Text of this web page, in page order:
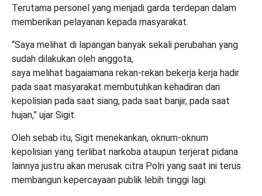
Terutama personel yang menjadi garda terdepan dalam
memberikan pelayanan kepada masyarakat.
“Saya melihat di lapangan banyak sekali perubahan yang
sudah dilakukan oleh anggota,
saya melihat bagaiamana rekan-rekan bekerja kerja hadir
pada saat masyarakat membutuhkan kehadiran dari
kepolisian pada saat siang, pada saat banjir, pada saat
hujan,” ujar Sigit.
Oleh sebab itu, Sigit menekankan, oknum-oknum
kepolisian yang terlibat narkoba ataupun terjerat pidana
lainnya justru akan merusak citra Polri yang saat ini terus
membangun kepercayaan publik lebih tinggi lagi.